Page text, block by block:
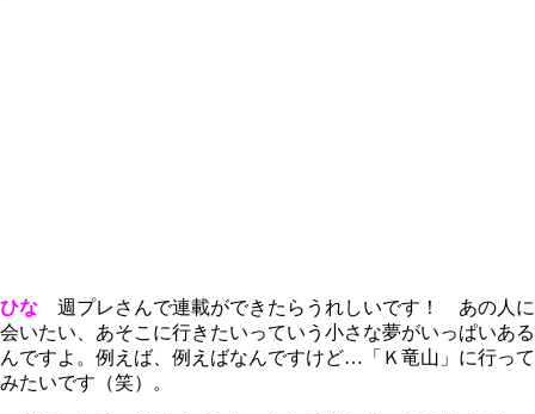
ひな 週プレさんで連載ができたらうれしいです！ あの人に
会いたい、あそこに行きたいっていう小さな夢がいっぱいある
んですよ。例えば、例えばなんですけど…「Ｋ竜山」に行って
みたいです（笑）。